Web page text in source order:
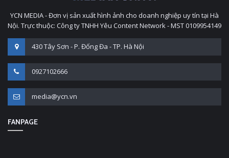
YCN MEDIA - Đơn vị sản xuất hình ảnh cho doanh nghiệp uy tín tại Hà
Nội. Trực thuộc: Công ty TNHH Yêu Content Network - MST 0109954149
430 Tây Sơn - P. Đống Đa - TP. Hà Nội
0927102666
media@ycn.vn
FANPAGE